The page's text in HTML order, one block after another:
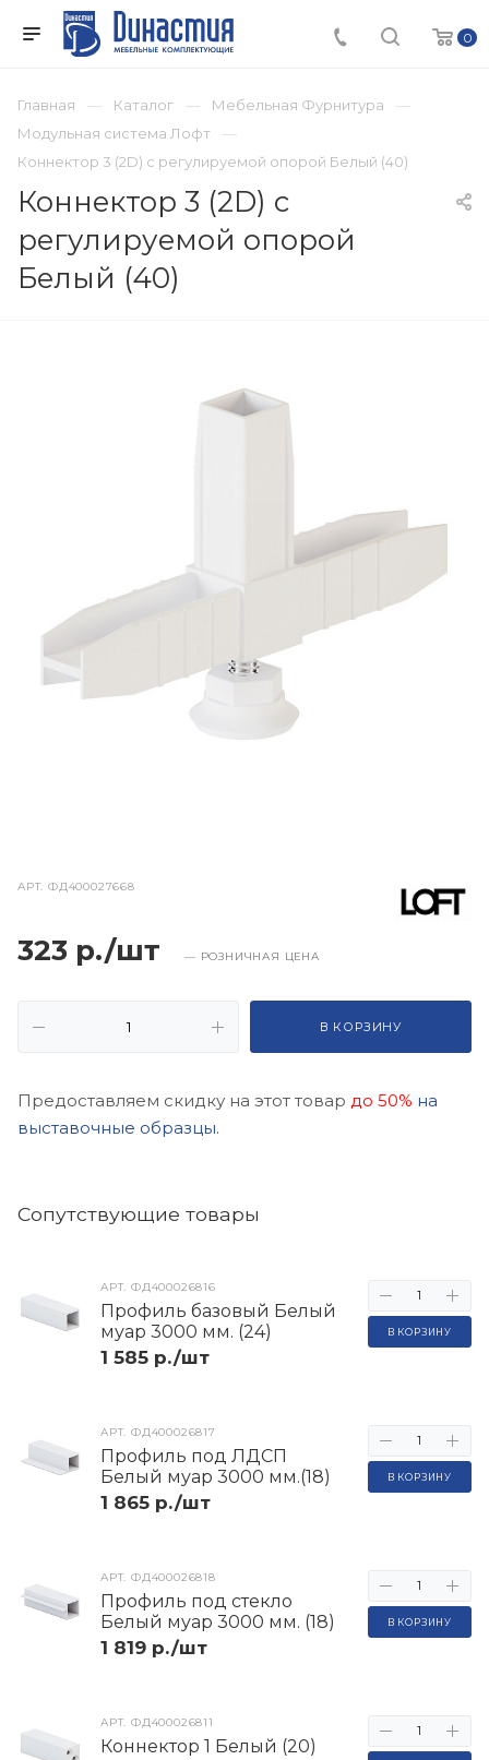
0
Главная Каталог
Мебельная Фурнитура
Модульная система Лофт
Коннектор 3 (2D) с регулируемой опорой Белый (40)
Коннектор 3 (2D) с
регулируемой опорой
Белый (40)
АРТ.ФД400027668
323 р./шт — РОЗНИЧНАЯ ЦЕНА
В КОРЗИНУ
Предоставляем скидку на этот товар до 50% на
выставочные образцы.
Cопутствующие товары
АРТ.ФД400026811
Коннектор 1 Белый (20)
АРТ.ФД400026818
Профиль под стекло
Белый муар 3000 мм. (18)
1 819 р./шт
В КОРЗИНУ
АРТ.ФД400026817
Профиль под ЛДСП
Белый муар 3000 мм.(18)
1 865 р./шт
В КОРЗИНУ
АРТ.ФД400026816
Профиль базовый Белый
муар 3000 мм. (24)
1 585 р./шт
В КОРЗИНУ